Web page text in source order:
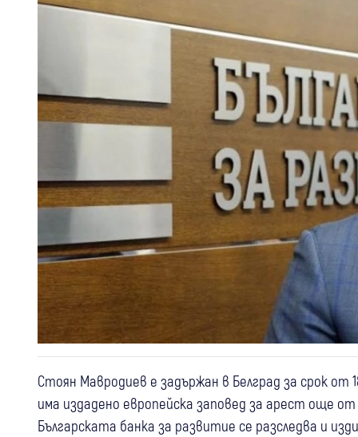
Стоян Мавродиев е задържан в Белград за срок от
има издадено европейска заповед за арест още
Българската банка за развитие се разследва и